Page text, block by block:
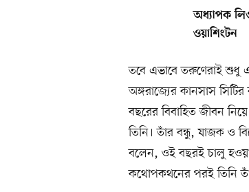
অধ্যাপক
ওয়াশিংটন
তবে এভাবে তরুণেরাই শুধু
অঙ্গরাজ্যের কানসাস
বছরের বিবাহিত জীবন
তিনি। তাঁর বন্ধু, যাজক ও
বলেন, ওই বছরই চালু হওয়া
কথোপকথনের পরই তিনি তাঁর